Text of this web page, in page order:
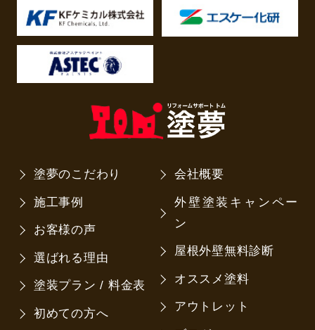
塗夢のこだわり
施工事例
お客様の声
選ばれる理由
塗装プラン / 料金表
初めての方へ
会社概要
外壁塗装キャンペー
ン
屋根外壁無料診断
オススメ塗料
アウトレット